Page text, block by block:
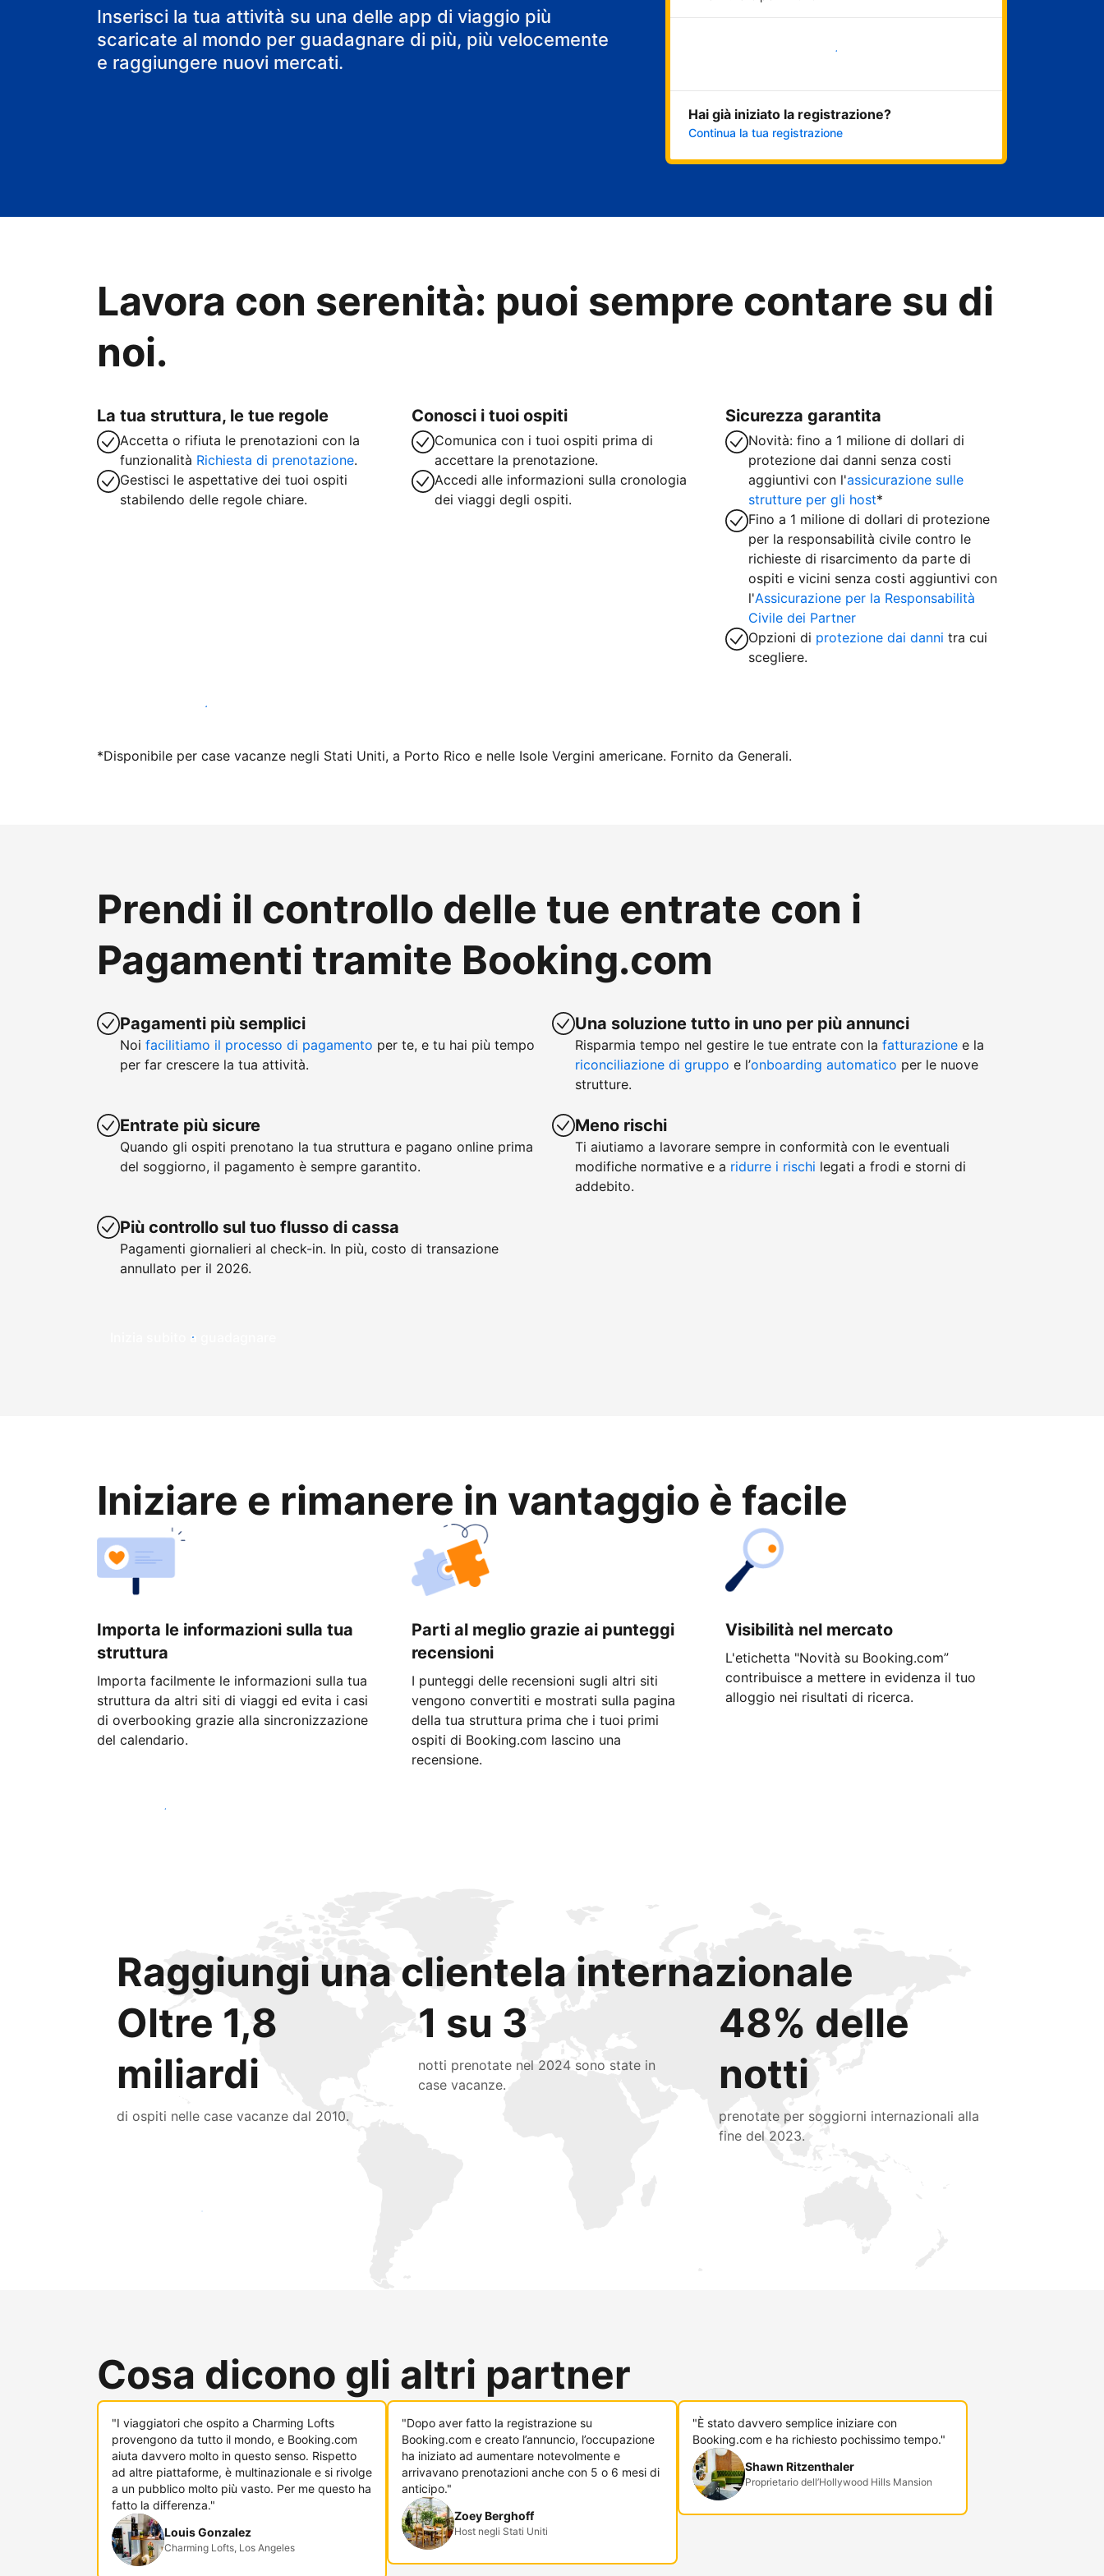
il tuo B&B
Inserisci la tua attività su una delle app di viaggio più
scaricate al mondo per guadagnare di più, più velocemente
e raggiungere nuovi mercati.
Inizia ora
Hai già iniziato la registrazione?
Continua la tua registrazione
Lavora con serenità: puoi sempre contare su di
noi.
La tua struttura, le tue regole
Accetta o rifiuta le prenotazioni con la
funzionalità Richiesta di prenotazione.
Gestisci le aspettative dei tuoi ospiti
stabilendo delle regole chiare.
Conosci i tuoi ospiti
Comunica con i tuoi ospiti prima di
accettare la prenotazione.
Accedi alle informazioni sulla cronologia
dei viaggi degli ospiti.
Sicurezza garantita
Novità: fino a 1 milione di dollari di
protezione dai danni senza costi
aggiuntivi con l'assicurazione sulle
strutture per gli host*
Fino a 1 milione di dollari di protezione
per la responsabilità civile contro le
richieste di risarcimento da parte di
ospiti e vicini senza costi aggiuntivi con
l'Assicurazione per la Responsabilità
Civile dei Partner
Opzioni di protezione dai danni tra cui
scegliere.
Inizia subito a lavorare con noi
*Disponibile per case vacanze negli Stati Uniti, a Porto Rico e nelle Isole Vergini americane. Fornito da Generali.
Prendi il controllo delle tue entrate con i
Pagamenti tramite Booking.com
Pagamenti più semplici
Noi facilitiamo il processo di pagamento per te, e tu hai più tempo
per far crescere la tua attività.
Entrate più sicure
Quando gli ospiti prenotano la tua struttura e pagano online prima
del soggiorno, il pagamento è sempre garantito.
Più controllo sul tuo flusso di cassa
Pagamenti giornalieri al check-in. In più, costo di transazione
annullato per il 2026.
Una soluzione tutto in uno per più annunci
Risparmia tempo nel gestire le tue entrate con la fatturazione e la
riconciliazione di gruppo e l’onboarding automatico per le nuove
strutture.
Meno rischi
Ti aiutiamo a lavorare sempre in conformità con le eventuali
modifiche normative e a ridurre i rischi legati a frodi e storni di
addebito.
Inizia subito a guadagnare
Iniziare e rimanere in vantaggio è facile
Importa le informazioni sulla tua
struttura
Importa facilmente le informazioni sulla tua
struttura da altri siti di viaggi ed evita i casi
di overbooking grazie alla sincronizzazione
del calendario.
Parti al meglio grazie ai punteggi
recensioni
I punteggi delle recensioni sugli altri siti
vengono convertiti e mostrati sulla pagina
della tua struttura prima che i tuoi primi
ospiti di Booking.com lascino una
recensione.
Visibilità nel mercato
L'etichetta "Novità su Booking.com”
contribuisce a mettere in evidenza il tuo
alloggio nei risultati di ricerca.
Inizia oggi stesso
Raggiungi una clientela internazionale
Oltre 1,8
miliardi
di ospiti nelle case vacanze dal 2010.
1 su 3
notti prenotate nel 2024 sono state in
case vacanze.
48% delle
notti
prenotate per soggiorni internazionali alla
fine del 2023.
Raggiungi subito nuovi ospiti
Cosa dicono gli altri partner
"I viaggiatori che ospito a Charming Lofts
provengono da tutto il mondo, e Booking.com
aiuta davvero molto in questo senso. Rispetto
ad altre piattaforme, è multinazionale e si rivolge
a un pubblico molto più vasto. Per me questo ha
fatto la differenza."
Louis Gonzalez
Charming Lofts, Los Angeles
"Dopo aver fatto la registrazione su
Booking.com e creato l’annuncio, l’occupazione
ha iniziato ad aumentare notevolmente e
arrivavano prenotazioni anche con 5 o 6 mesi di
anticipo."
Zoey Berghoff
Host negli Stati Uniti
"È stato davvero semplice iniziare con
Booking.com e ha richiesto pochissimo tempo."
Shawn Ritzenthaler
Proprietario dell’Hollywood Hills Mansion